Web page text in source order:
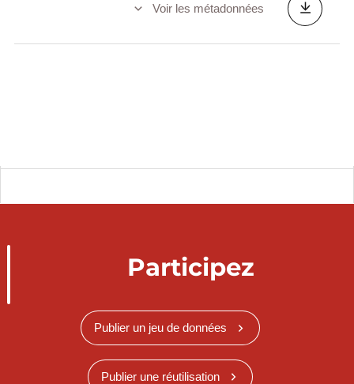
Voir les métadonnées
Participez
Publier un jeu de données
Publier une réutilisation